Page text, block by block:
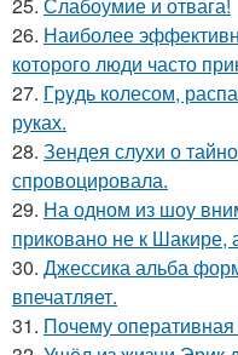
26. Наиболее
которого люди часто
27. Гpyдь колесом,
руках.
28. Зендея слухи о
спровоцировала.
29. На одном из шоу
приковано не к Шакире,
30. Джессика альба
впечатляет.
31. Почему оперативная